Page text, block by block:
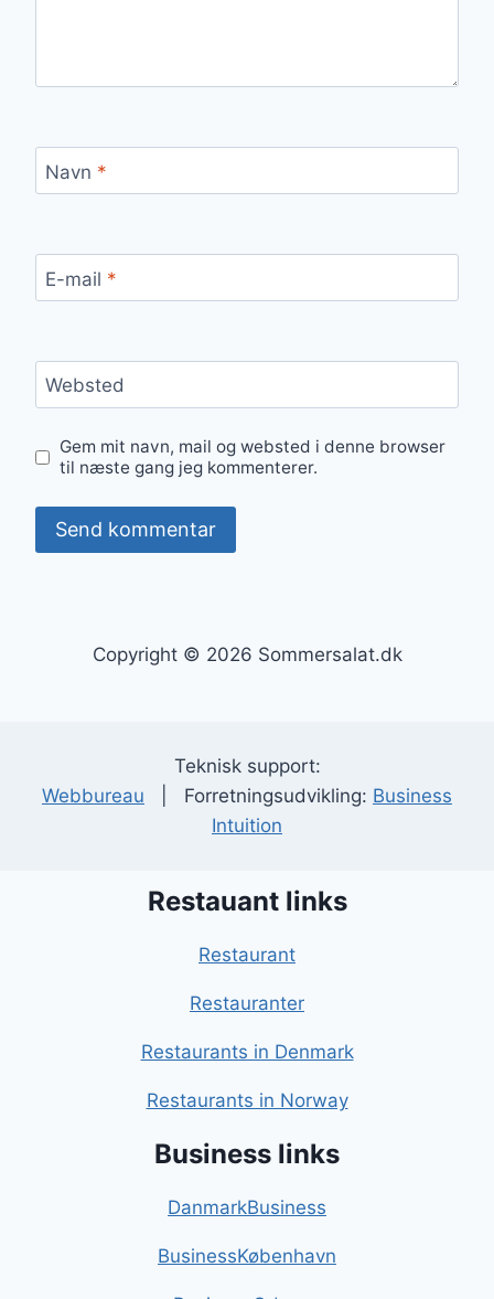
Navn *
E-mail *
Websted
Gem mit navn, mail og websted i denne browser
til næste gang jeg kommenterer.
Copyright © 2026 Sommersalat.dk
Teknisk support:
Webbureau | Forretningsudvikling: Business
Intuition
Restauant links
Restaurant
Restauranter
Restaurants in Denmark
Restaurants in Norway
Business links
DanmarkBusiness
BusinessKøbenhavn